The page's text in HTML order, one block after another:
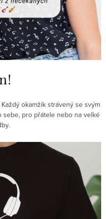
okamžik strávený se svým
sebe, pro přátele nebo na velké